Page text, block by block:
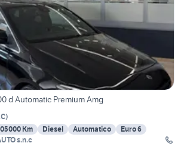
d Automatic Premium Amg
)
Km Diesel Automatico
Euro 6
s.n.c